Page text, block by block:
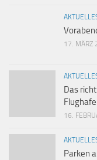
17. MÄRZ
Das
16.
Parken